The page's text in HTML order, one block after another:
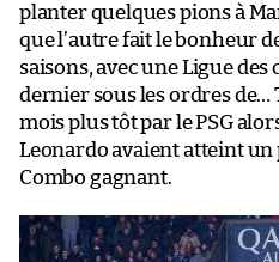
planter quelques pions à
que l’autre fait le bonheur
saisons, avec une Ligue
dernier sous les ordres de…
mois plus tôt par le PSG
Leonardo avaient atteint
Combo gagnant.